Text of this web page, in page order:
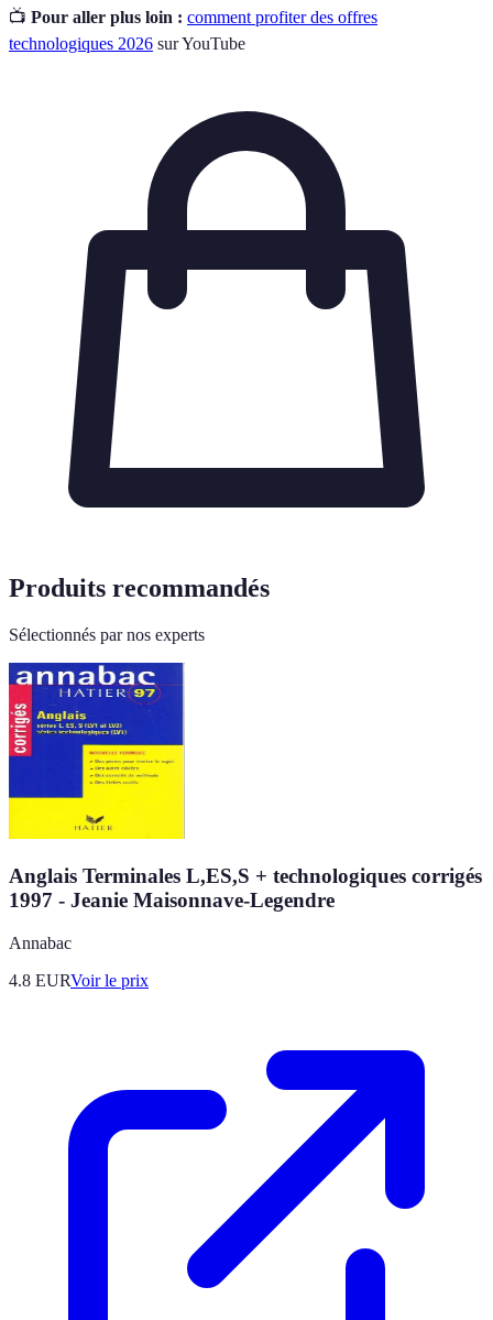
📺 Pour aller plus loin : comment profiter des offres
technologiques 2026 sur YouTube
Produits recommandés
Sélectionnés par nos experts
Anglais Terminales L,ES,S + technologiques corrigés
1997 - Jeanie Maisonnave-Legendre
Annabac
4.8 EURVoir le prix